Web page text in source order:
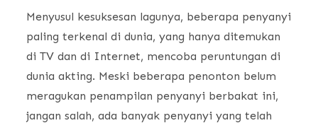
Menyusul kesuksesan lagunya, beberapa penyanyi
paling terkenal di dunia, yang hanya ditemukan
di TV dan di Internet, mencoba peruntungan di
dunia akting. Meski beberapa penonton belum
meragukan penampilan penyanyi berbakat ini,
jangan salah, ada banyak penyanyi yang telah